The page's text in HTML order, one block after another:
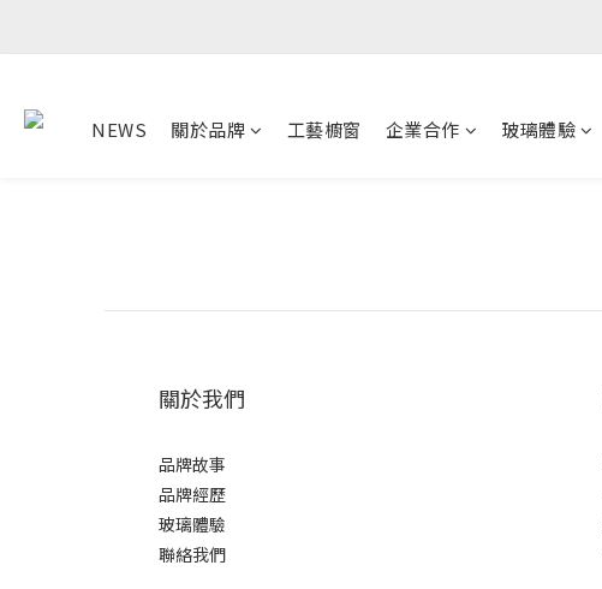
NEWS 關於品牌 工藝櫥窗 企業合作 玻璃體驗
關於我們
品牌故事
品牌經歷
玻璃體驗
聯絡我們